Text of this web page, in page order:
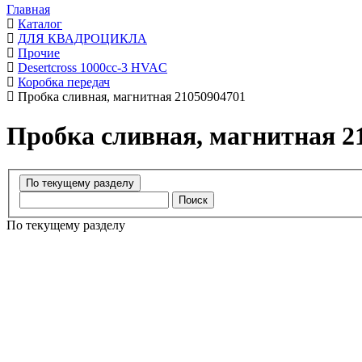
Главная
Каталог
ДЛЯ КВАДРОЦИКЛА
Прочие
Desertcross 1000cc-3 HVAC
Коробка передач
Пробка сливная, магнитная 21050904701
Пробка сливная, магнитная
Поиск
По текущему разделу